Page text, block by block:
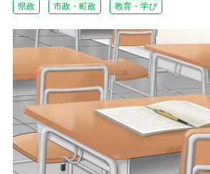
県政 市政・町政 教育・学び